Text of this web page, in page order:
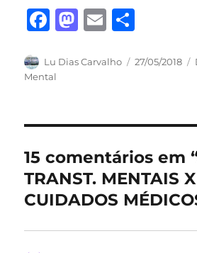
F
c
e
o
o
k
M
st
o
n
E
ai a
Autor
Lu Dias Carvalho
Publicado
27/05/2018
Mental
15 comentários em
TRANST. MENTAIS X
CUIDADOS